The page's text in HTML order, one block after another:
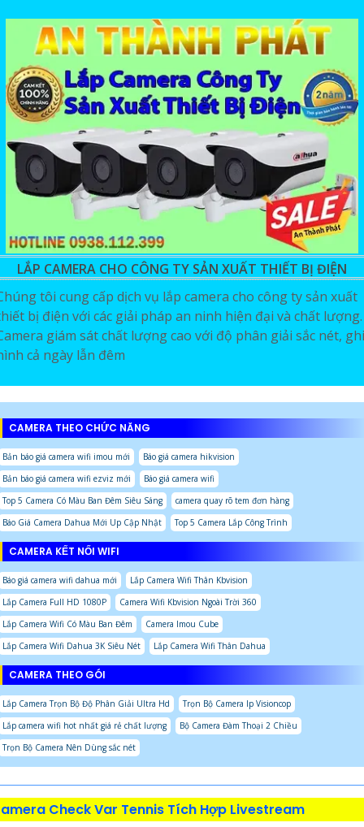
LẮP CAMERA CHO CÔNG TY SẢN XUẤT THIẾT BỊ ĐIỆN
tôi cung cấp dịch vụ lắp camera cho công ty sản xuất
bị điện với các giải pháp an ninh hiện đại và chất lượng.
giám sát chất lượng cao với độ phân giải sắc nét, ghi
cả ngày lẫn đêm
CAMERA THEO CHỨC NĂNG
Bản báo giá camera wifi imou mới
Báo giá camera hikvision
Bản báo giá camera wifi ezviz mới
Báo giá camera wifi
Top 5 Camera Có Màu Ban Đêm Siêu Sáng
camera quay rõ tem đơn hàng
Báo Giá Camera Dahua Mới Up Cập Nhật
Top 5 Camera Lắp Công Trình
CAMERA KẾT NỐI WIFI
Báo giá camera wifi dahua mới
Lắp Camera Wifi Thân Kbvision
Lắp Camera Full HD 1080P
Camera Wifi Kbvision Ngoài Trời 360
Lắp Camera Wifi Có Màu Ban Đêm
Camera Imou Cube
Lắp Camera Wifi Dahua 3K Siêu Nét
Lắp Camera Wifi Thân Dahua
CAMERA THEO GÓI
Lắp Camera Trọn Bộ Độ Phân Giải Ultra Hd
Trọn Bộ Camera Ip Visioncop
Lắp camera wifi hot nhất giá rẻ chất lượng
Bộ Camera Đàm Thoại 2 Chiều
Trọn Bộ Camera Nên Dùng sắc nét
Check Var Tennis Tích Hợp Livestream